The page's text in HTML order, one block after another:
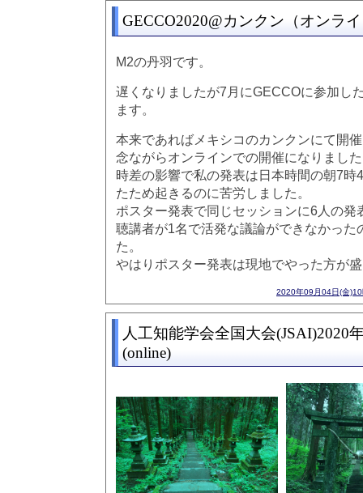
GECCO2020@カンクン（オンラ
M2の丹羽です。
遅くなりましたが7月にGECCOに参加し
ます。
本来であればメキシコのカンクンにて開
念ながらオンラインでの開催になりまし
時差の影響で私の発表は日本時間の朝7時
たため起きるのに苦労しました。
ポスター発表で同じセッションに6人の発
聴講者が1名で活発な議論ができなかった
た。
やはりポスター発表は現地でやった方が
2020年09月04日(金
人工知能学会全国大会(JSAI)2020
(online)